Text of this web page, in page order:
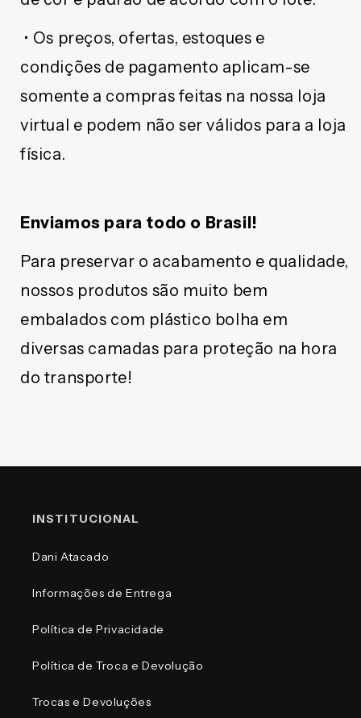
• Os preços, ofertas, estoques e
condições de pagamento aplicam-se
somente a compras feitas na nossa loja
virtual e podem não ser válidos para a loja
física.
Enviamos para todo o Brasil!
Para preservar o acabamento e qualidade,
nossos produtos são muito bem
embalados com plástico bolha em
diversas camadas para proteção na hora
do transporte!
INSTITUCIONAL
Dani Atacado
Informações de Entrega
Política de Privacidade
Política de Troca e Devolução
Trocas e Devoluções